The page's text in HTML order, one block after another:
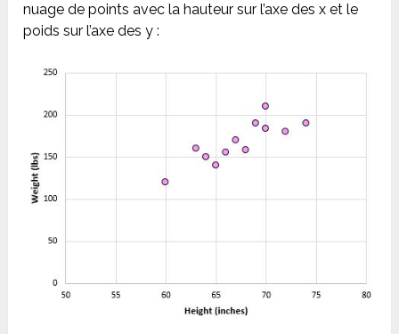
nuage de points avec la hauteur sur l’axe des x et le
poids sur l’axe des y :